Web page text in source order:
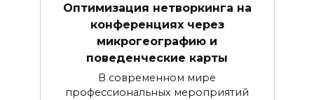
Оптимизация нетворкинга на
конференциях через
микрогеографию и
поведенческие карты
В современном мире
профессиональных мероприятий